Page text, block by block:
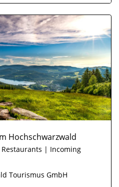
Hochschwarzwald
| Incoming
Tourismus GmbH